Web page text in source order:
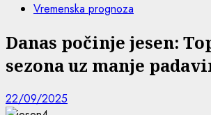
Vremenska prognoza
Danas počinje jesen:
sezona uz manje
22/09/2025